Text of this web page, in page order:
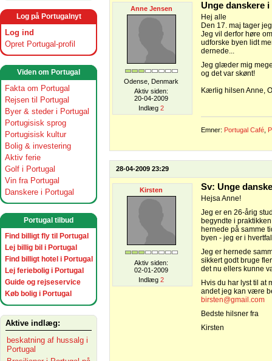
Log på Portugalnyt
Log ind
Opret Portugal-profil
Viden om Portugal
Fakta om Portugal
Rejsen til Portugal
Byer & steder i Portugal
Portugisisk sprog
Portugisisk kultur
Bolig & investering
Aktiv ferie
Golf i Portugal
Vin fra Portugal
Danskere i Portugal
Portugal tilbud
Find billigt fly til Portugal
Lej billig bil i Portugal
Find billigt hotel i Portugal
Lej feriebolig i Portugal
Guide og rejseservice
Køb bolig i Portugal
Aktive indlæg:
beskatning af hussalg i
Portugal
Anne Jensen
Odense, Denmark
Aktiv siden:
20-04-2009
Indlæg 2
Unge danskere
Hej alle
Den 17. maj tager
Jeg vil derfor høre
udforske byen lidt
dernede...
Jeg glæder mig
og det var skønt!
Kærlig hilsen Anne,
Emner: Portugal Café,
28-04-2009 23:29
Kirsten
Aktiv siden:
02-01-2009
Indlæg 2
Sv: Unge
Hejsa Anne!
Jeg er en 26-årig
begyndte i
hernede på samme
byen - jeg er i
Jeg er hernede
sikkert godt bruge
det nu ellers kunne
Hvis du har lyst til at
andet jeg kan være
birsten@gmail.com
Bedste hilsner fra
Kirsten